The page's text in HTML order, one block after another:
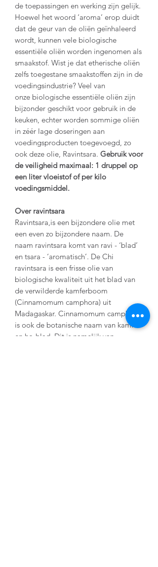
de toepassingen en werking zijn gelijk.
Hoewel het woord ‘aroma’ erop duidt
dat de geur van de oliën geïnhaleerd
wordt, kunnen vele biologische
essentiële oliën worden ingenomen als
smaakstof. Wist je dat etherische oliën
zelfs toegestane smaakstoffen zijn in de
voedingsindustrie? Veel van
onze biologische essentiële oliën zijn
bijzonder geschikt voor gebruik in de
keuken, echter worden sommige oliën
in zéér lage doseringen aan
voedingsproducten toegevoegd, zo
ook deze olie, Ravintsara. Gebruik voor
de veiligheid maximaal: 1 druppel op
een liter vloeistof of per kilo
voedingsmiddel.
Over ravintsara
Ravintsara,is een bijzondere olie met
een even zo bijzondere naam. De
naam ravintsara komt van ravi - ‘blad’
en tsara - ‘aromatisch’. De Chi
ravintsara is een frisse olie van
biologische kwaliteit uit het blad van
de verwilderde kamferboom
(Cinnamomum camphora) uit
Madagaskar. Cinnamomum camphora
is ook de botanische naam van kamfer
en ho-blad. Dit is namelijk van